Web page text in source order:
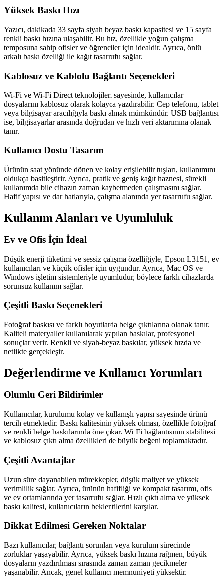
Yüksek Baskı Hızı
Yazıcı, dakikada 33 sayfa siyah beyaz baskı kapasitesi ve 15 sayfa
renkli baskı hızına ulaşabilir. Bu hız, özellikle yoğun çalışma
temposuna sahip ofisler ve öğrenciler için idealdir. Ayrıca, önlü
arkalı baskı özelliği ile kağıt tasarrufu sağlar.
Kablosuz ve Kablolu Bağlantı Seçenekleri
Wi-Fi ve Wi-Fi Direct teknolojileri sayesinde, kullanıcılar
dosyalarını kablosuz olarak kolayca yazdırabilir. Cep telefonu, tablet
veya bilgisayar aracılığıyla baskı almak mümkündür. USB bağlantısı
ise, bilgisayarlar arasında doğrudan ve hızlı veri aktarımına olanak
tanır.
Kullanıcı Dostu Tasarım
Ürünün saat yönünde dönen ve kolay erişilebilir tuşları, kullanımını
oldukça basitleştirir. Ayrıca, pratik ve geniş kağıt haznesi, sürekli
kullanımda bile cihazın zaman kaybetmeden çalışmasını sağlar.
Hafif yapısı ve dar hatlarıyla, çalışma alanında yer tasarrufu sağlar.
Kullanım Alanları ve Uyumluluk
Ev ve Ofis İçin İdeal
Düşük enerji tüketimi ve sessiz çalışma özelliğiyle, Epson L3151, ev
kullanıcıları ve küçük ofisler için uygundur. Ayrıca, Mac OS ve
Windows işletim sistemleriyle uyumludur, böylece farklı cihazlarda
sorunsuz kullanım sağlar.
Çeşitli Baskı Seçenekleri
Fotoğraf baskısı ve farklı boyutlarda belge çıktılarına olanak tanır.
Kaliteli materyaller kullanılarak yapılan baskılar, profesyonel
sonuçlar verir. Renkli ve siyah-beyaz baskılar, yüksek hızda ve
netlikte gerçekleşir.
Değerlendirme ve Kullanıcı Yorumları
Olumlu Geri Bildirimler
Kullanıcılar, kurulumu kolay ve kullanışlı yapısı sayesinde ürünü
tercih etmektedir. Baskı kalitesinin yüksek olması, özellikle fotoğraf
ve renkli belge baskılarında öne çıkar. Wi-Fi bağlantısının stabilitesi
ve kablosuz çıktı alma özellikleri de büyük beğeni toplamaktadır.
Çeşitli Avantajlar
Uzun süre dayanabilen mürekkepler, düşük maliyet ve yüksek
verimlilik sağlar. Ayrıca, ürünün hafifliği ve kompakt tasarımı, ofis
ve ev ortamlarında yer tasarrufu sağlar. Hızlı çıktı alma ve yüksek
baskı kalitesi, kullanıcıların beklentilerini karşılar.
Dikkat Edilmesi Gereken Noktalar
Bazı kullanıcılar, bağlantı sorunları veya kurulum sürecinde
zorluklar yaşayabilir. Ayrıca, yüksek baskı hızına rağmen, büyük
dosyaların yazdırılması sırasında zaman zaman gecikmeler
yaşanabilir. Ancak, genel kullanıcı memnuniyeti yüksektir.